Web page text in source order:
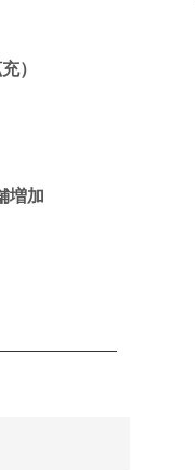
）
増加